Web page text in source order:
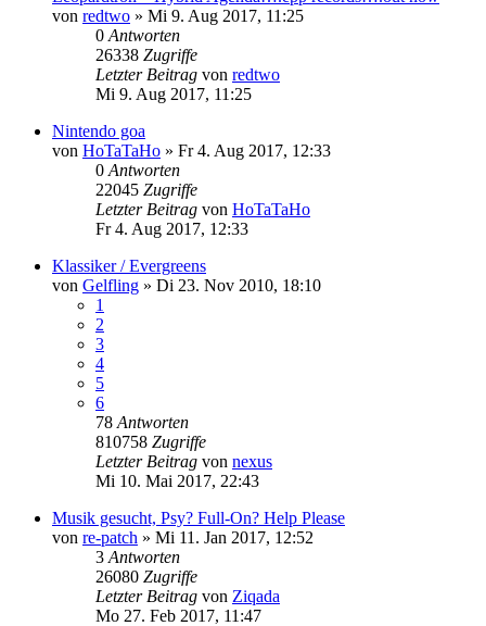
von redtwo » Mi 9. Aug 2017, 11:25
0 Antworten
26338 Zugriffe
Letzter Beitrag von redtwo
Mi 9. Aug 2017, 11:25
Nintendo goa
von HoTaTaHo » Fr 4. Aug 2017, 12:33
0 Antworten
22045 Zugriffe
Letzter Beitrag von HoTaTaHo
Fr 4. Aug 2017, 12:33
Klassiker / Evergreens
von Gelfling » Di 23. Nov 2010, 18:10
1
2
3
4
5
6
78 Antworten
810758 Zugriffe
Letzter Beitrag von nexus
Mi 10. Mai 2017, 22:43
Musik gesucht, Psy? Full-On? Help Please
von re-patch » Mi 11. Jan 2017, 12:52
3 Antworten
26080 Zugriffe
Letzter Beitrag von Ziqada
Mo 27. Feb 2017, 11:47